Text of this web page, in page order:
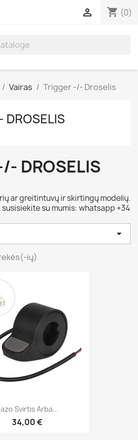
shopping_cart (0)

Vairas Trigger -/- Droselis
DROSELIS
DROSELIS
ar greitintuvų ir skirtingų modelių.
su mumis: whatsapp +34

ių)
Svirtis Arba...
34,00 €